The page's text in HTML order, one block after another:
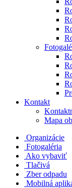
Kontakt
Mapa
Organizácie
Fotogaléria
Ako vybaviť
Tlačivá
Zber odpadu
Mobilná